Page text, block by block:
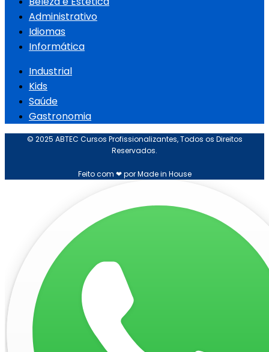
Administrativo
Idiomas
Informática
Industrial
Kids
Saúde
Gastronomia
© 2025 ABTEC Cursos Profissionalizantes, Todos os Direitos
Reservados.
Feito com ❤ por Made in House